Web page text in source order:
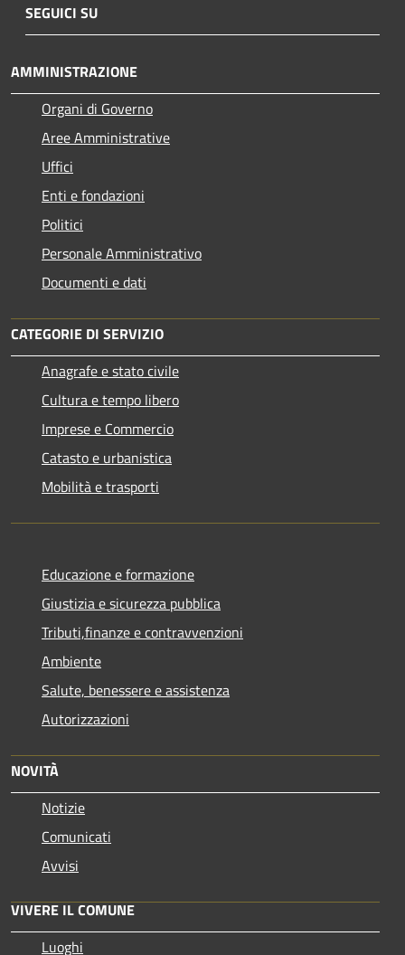
SEGUICI SU
AMMINISTRAZIONE
Organi di Governo
Aree Amministrative
Uffici
Enti e fondazioni
Politici
Personale Amministrativo
Documenti e dati
CATEGORIE DI SERVIZIO
Anagrafe e stato civile
Cultura e tempo libero
Imprese e Commercio
Catasto e urbanistica
Mobilità e trasporti
Educazione e formazione
Giustizia e sicurezza pubblica
Tributi,finanze e contravvenzioni
Ambiente
Salute, benessere e assistenza
Autorizzazioni
NOVITÀ
Notizie
Comunicati
Avvisi
VIVERE IL COMUNE
Luoghi